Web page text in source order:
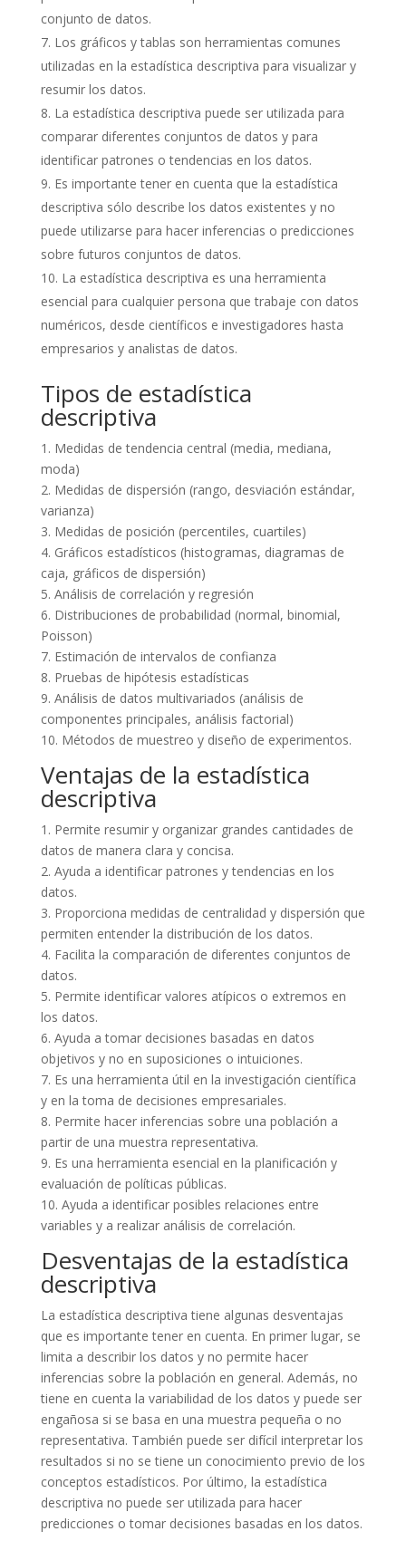
conjunto de datos.
Los gráficos y tablas son herramientas comunes
utilizadas en la estadística descriptiva para visualizar y
resumir los datos.
La estadística descriptiva puede ser utilizada para
comparar diferentes conjuntos de datos y para
identificar patrones o tendencias en los datos.
Es importante tener en cuenta que la estadística
descriptiva sólo describe los datos existentes y no
puede utilizarse para hacer inferencias o predicciones
sobre futuros conjuntos de datos.
La estadística descriptiva es una herramienta
esencial para cualquier persona que trabaje con datos
numéricos, desde científicos e investigadores hasta
empresarios y analistas de datos.
Tipos de estadística
descriptiva
1. Medidas de tendencia central (media, mediana,
moda)
2. Medidas de dispersión (rango, desviación estándar,
varianza)
3. Medidas de posición (percentiles, cuartiles)
4. Gráficos estadísticos (histogramas, diagramas de
caja, gráficos de dispersión)
5. Análisis de correlación y regresión
6. Distribuciones de probabilidad (normal, binomial,
Poisson)
7. Estimación de intervalos de confianza
8. Pruebas de hipótesis estadísticas
9. Análisis de datos multivariados (análisis de
componentes principales, análisis factorial)
10. Métodos de muestreo y diseño de experimentos.
Ventajas de la estadística
descriptiva
1. Permite resumir y organizar grandes cantidades de
datos de manera clara y concisa.
2. Ayuda a identificar patrones y tendencias en los
datos.
3. Proporciona medidas de centralidad y dispersión que
permiten entender la distribución de los datos.
4. Facilita la comparación de diferentes conjuntos de
datos.
5. Permite identificar valores atípicos o extremos en
los datos.
6. Ayuda a tomar decisiones basadas en datos
objetivos y no en suposiciones o intuiciones.
7. Es una herramienta útil en la investigación científica
y en la toma de decisiones empresariales.
8. Permite hacer inferencias sobre una población a
partir de una muestra representativa.
9. Es una herramienta esencial en la planificación y
evaluación de políticas públicas.
10. Ayuda a identificar posibles relaciones entre
variables y a realizar análisis de correlación.
Desventajas de la estadística
descriptiva
La estadística descriptiva tiene algunas desventajas
que es importante tener en cuenta. En primer lugar, se
limita a describir los datos y no permite hacer
inferencias sobre la población en general. Además, no
tiene en cuenta la variabilidad de los datos y puede ser
engañosa si se basa en una muestra pequeña o no
representativa. También puede ser difícil interpretar los
resultados si no se tiene un conocimiento previo de los
conceptos estadísticos. Por último, la estadística
descriptiva no puede ser utilizada para hacer
predicciones o tomar decisiones basadas en los datos.